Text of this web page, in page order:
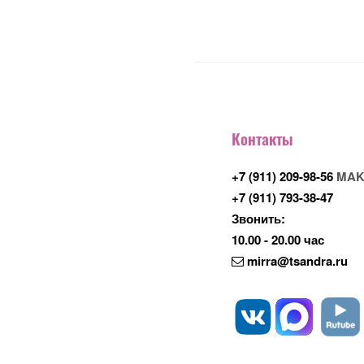
Контакты
+7 (911) 209-98-56
+7 (911) 793-38-47
Звонить:
10.00 - 20.00 час
mirra@tsandra.ru